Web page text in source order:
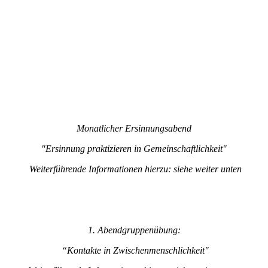
Monatlicher Ersinnungsabend
"Ersinnung praktizieren in Gemeinschaftlichkeit"
Weiterführende Informationen hierzu: siehe weiter unten
1. Abendgruppenübung:
“Kontakte in Zwischenmenschlichkeit"